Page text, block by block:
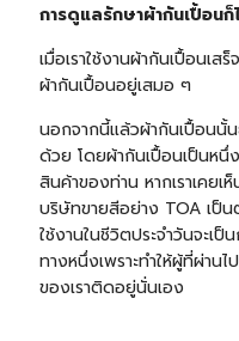
การดูแลรักษาผ้ากันเปื้อน
เมื่อเราใช้งานผ้ากันเปื้อนเ
ผ้ากันเปื้อนอยู่เสมอ ๆ
นอกจากนี้แล้วผ้ากันเปื้อนนั้
ด้วย โดยผ้ากันเปื้อนเป็นห
สินค้าของท่าน หากเราเคย
บริษัทขายสีอย่าง TOA เป็
ใช้งานในชีวิตประจำวันจะเ
ทางหนึ่งเพราะทำให้ผู้ที่ผ่าน
ของเราติดอยู่นั่นเอง